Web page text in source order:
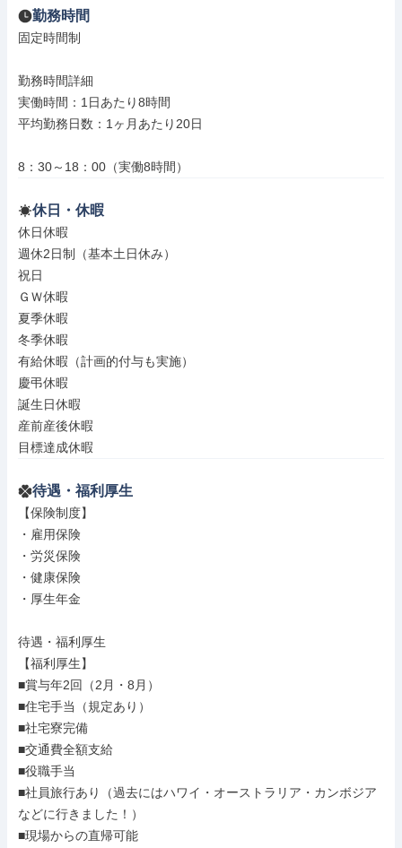
勤務時間
固定時間制
勤務時間詳細
実働時間：1日あたり8時間
平均勤務日数：1ヶ月あたり20日
8：30～18：00（実働8時間）
休日・休暇
休日休暇
週休2日制（基本土日休み）
祝日
ＧＷ休暇
夏季休暇
冬季休暇
有給休暇（計画的付与も実施）
慶弔休暇
誕生日休暇
産前産後休暇
目標達成休暇
待遇・福利厚生
【保険制度】
・雇用保険
・労災保険
・健康保険
・厚生年金
待遇・福利厚生
【福利厚生】
■賞与年2回（2月・8月）
■住宅手当（規定あり）
■社宅寮完備
■交通費全額支給
■役職手当
■社員旅行あり（過去にはハワイ・オーストラリア・カンボジア
などに行きました！）
■現場からの直帰可能